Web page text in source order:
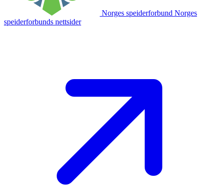
Norges speiderforbund Norges
speiderforbunds nettsider